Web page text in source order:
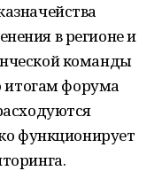
в регионе и
команды
итогам форума
функционирует